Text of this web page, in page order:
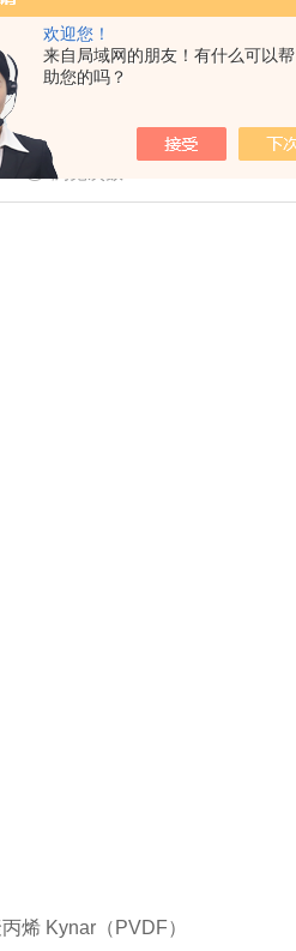
欢迎您！
来自局域网的朋友！有什么可以帮
助您的吗？
膜泵用途
浏览次数：3459
烯 Kynar（PVDF）